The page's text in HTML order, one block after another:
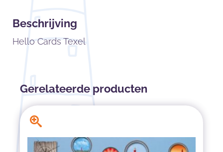
Beschrijving
Hello Cards Texel
Gerelateerde producten